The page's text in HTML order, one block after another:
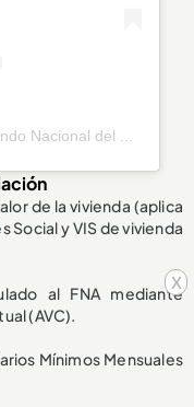
x
Una publicación compartida por Fondo Nacional del Ahorro (@fnaahorro)
de la vivienda (aplica
Social y VIS de vivienda
al FNA mediante
(AVC).
Mínimos Mensuales